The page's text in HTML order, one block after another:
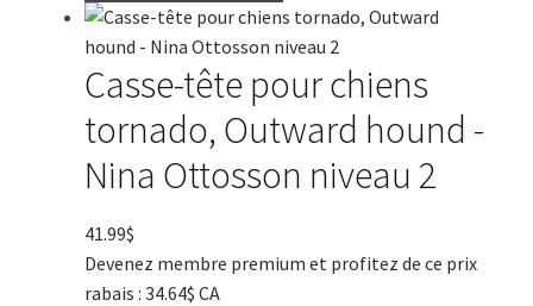
Casse-tête pour chiens
tornado, Outward hound -
Nina Ottosson niveau 2
41.99$
Devenez membre premium et profitez de ce prix
rabais : 34.64$ CA